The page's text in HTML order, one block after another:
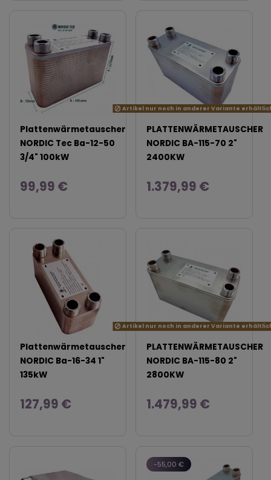
Plattenwärmetauscher
NORDIC Tec Ba-12-50
3/4" 100kW
99,99 €
Artikel nur noch in anderer Variante
PLATTENWÄRMETAUSCHER
NORDIC BA-115-70 2"
2400KW
1.379,99 €
Plattenwärmetauscher
NORDIC Ba-16-34 1"
135kW
127,99 €
Artikel nur noch in anderer Variante
PLATTENWÄRMETAUSCHER
NORDIC BA-115-80 2"
2800KW
1.479,99 €
-55,00 €